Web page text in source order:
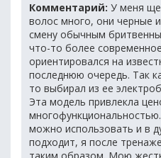
Комментарий: У меня
волос много, они черные
смену обычным
что-то более
ориентировался на
последнюю очередь. Так
то выбирал из ее
Эта модель привлекла
можно использовать и в
подходит, я после